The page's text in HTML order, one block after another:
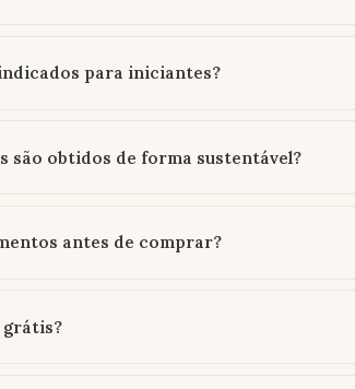
para iniciantes?
são obtidos de forma sustentável?
antes de comprar?
grátis?